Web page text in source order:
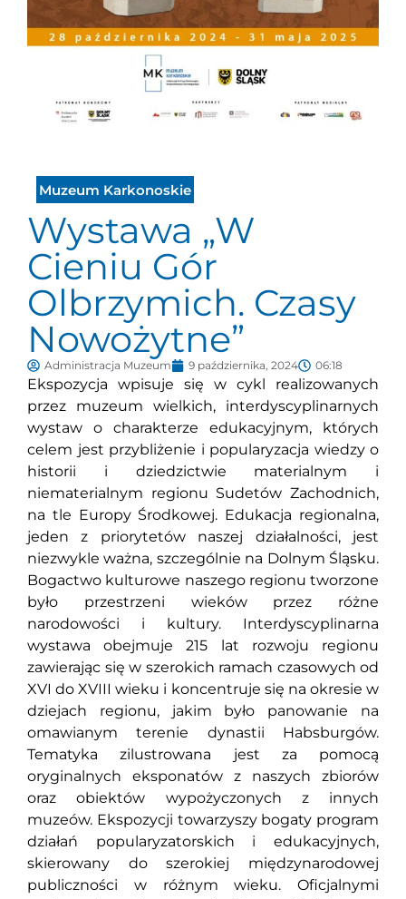
Muzeum Karkonoskie
Wystawa „W
Cieniu Gór
Olbrzymich. Czasy
Nowożytne”
Administracja Muzeum 9 października, 2024 06:18
Ekspozycja wpisuje się w cykl realizowanych
przez muzeum wielkich, interdyscyplinarnych
wystaw o charakterze edukacyjnym, których
celem jest przybliżenie i popularyzacja wiedzy o
historii i dziedzictwie materialnym i
niematerialnym regionu Sudetów Zachodnich,
na tle Europy Środkowej. Edukacja regionalna,
jeden z priorytetów naszej działalności, jest
niezwykle ważna, szczególnie na Dolnym Śląsku.
Bogactwo kulturowe naszego regionu tworzone
było przestrzeni wieków przez różne
narodowości i kultury. Interdyscyplinarna
wystawa obejmuje 215 lat rozwoju regionu
zawierając się w szerokich ramach czasowych od
XVI do XVIII wieku i koncentruje się na okresie w
dziejach regionu, jakim było panowanie na
omawianym terenie dynastii Habsburgów.
Tematyka zilustrowana jest za pomocą
oryginalnych eksponatów z naszych zbiorów
oraz obiektów wypożyczonych z innych
muzeów. Ekspozycji towarzyszy bogaty program
działań popularyzatorskich i edukacyjnych,
skierowany do szerokiej międzynarodowej
publiczności w różnym wieku. Oficjalnymi